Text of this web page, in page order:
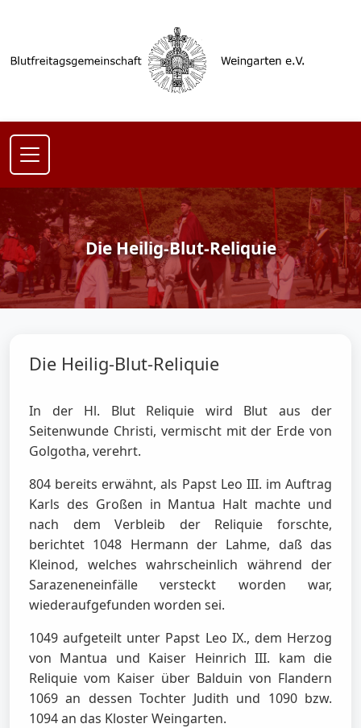
Die Heilig-Blut-Reliquie
Die Heilig-Blut-Reliquie
In der Hl. Blut Reliquie wird Blut aus der
Seitenwunde Christi, vermischt mit der Erde von
Golgotha, verehrt.
804 bereits erwähnt, als Papst Leo III. im Auftrag
Karls des Großen in Mantua Halt machte und
nach dem Verbleib der Reliquie forschte,
berichtet 1048 Hermann der Lahme, daß das
Kleinod, welches wahrscheinlich während der
Sarazeneneinfälle versteckt worden war,
wiederaufgefunden worden sei.
1049 aufgeteilt unter Papst Leo IX., dem Herzog
von Mantua und Kaiser Heinrich III. kam die
Reliquie vom Kaiser über Balduin von Flandern
1069 an dessen Tochter Judith und 1090 bzw.
1094 an das Kloster Weingarten.